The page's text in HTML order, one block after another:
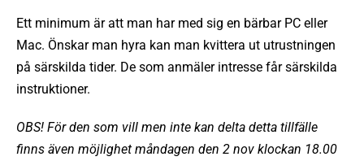
Ett minimum är att man har med sig en bärbar PC eller
Mac. Önskar man hyra kan man kvittera ut utrustningen
på särskilda tider. De som anmäler intresse får särskilda
instruktioner.
OBS! För den som vill men inte kan delta detta tillfälle
finns även möjlighet måndagen den 2 nov klockan 18.00